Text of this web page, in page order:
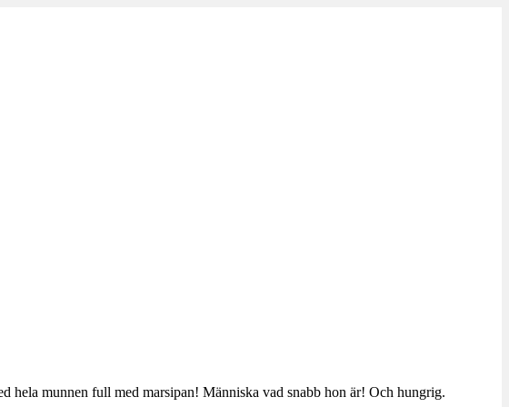
hela munnen full med marsipan! Människa vad snabb hon är! Och hungrig.